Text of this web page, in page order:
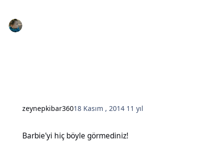
zeynepkibar36018 Kasım , 2014 11 yıl
Barbie'yi hiç böyle görmediniz!